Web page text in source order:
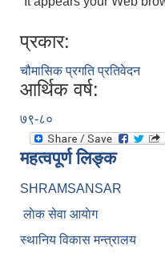
प्रकार:
चौमासिक प्रगति प्रतिवेदन
आर्थिक वर्ष:
७९-८०
महत्वपूर्ण लिङ्क
SHRAMSANSAR
लाेक सेवा आयाेग
स्थानिय विकास मन्त्रालय